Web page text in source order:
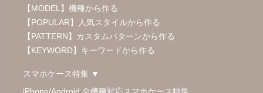
【MODEL】機種から作る
【POPULAR】人気スタイルから作る
【PATTERN】カスタムパターンから作る
【KEYWORD】キーワードから作る
スマホケース特集 ▼